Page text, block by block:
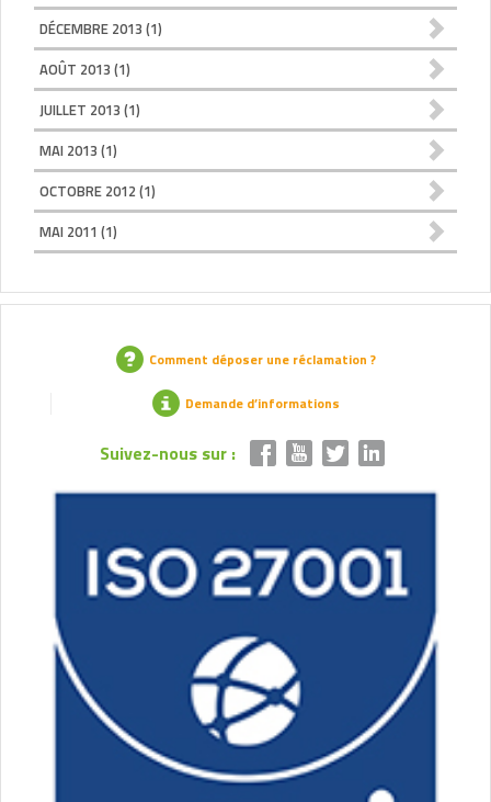
DÉCEMBRE 2013 (1)
AOÛT 2013 (1)
JUILLET 2013 (1)
MAI 2013 (1)
OCTOBRE 2012 (1)
MAI 2011 (1)
Comment déposer une réclamation ?
Demande d’informations
Suivez-nous sur :